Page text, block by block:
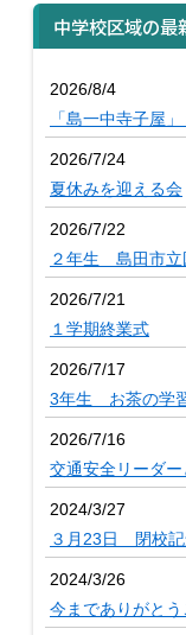
中学校区域の最
2026/8/4
「島一中寺子屋
2026/7/24
夏休みを迎える会
2026/7/22
２年生 島田市立
2026/7/21
１学期終業式
2026/7/17
3年生 お茶の学
2026/7/16
交通安全リーダ
2024/3/27
３月23日 閉校
2024/3/26
今までありがとう